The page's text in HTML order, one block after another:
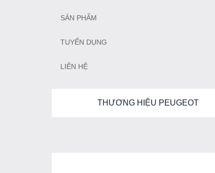
SẢN PHẨM
TUYỂN DỤNG
LIÊN HỆ
THƯƠNG HIỆU PEUGEOT